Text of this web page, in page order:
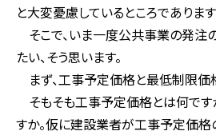
と大変憂慮しているところであります
そこで、いま一度公共事業の発注
たい、そう思います。
まず、工事予定価格と最低制限価
そもそも工事予定価格とは何です
すか。仮に建設業者が工事予定価格